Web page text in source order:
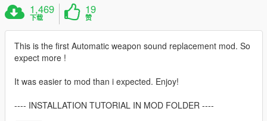
1,469
下载
19
赞
This is the first Automatic weapon sound replacement mod. So
expect more !
It was easier to mod than i expected. Enjoy!
---- INSTALLATION TUTORIAL IN MOD FOLDER ----